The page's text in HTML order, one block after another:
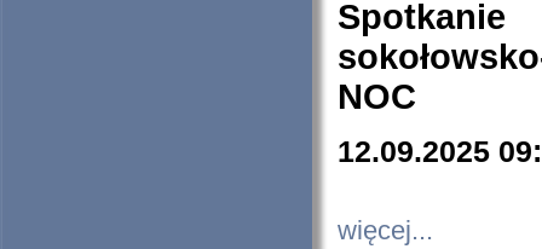
NOC
12.09.2025
więcej...